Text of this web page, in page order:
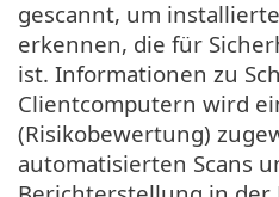
gescannt, um
erkennen, die für
ist. Informationen zu
Clientcomputern wird
(Risikobewertung)
automatisierten Scans